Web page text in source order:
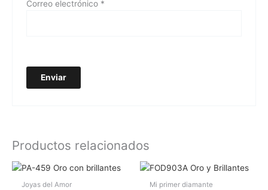
Correo electrónico *
Productos relacionados
Joyas del Amor Mi primer diamante